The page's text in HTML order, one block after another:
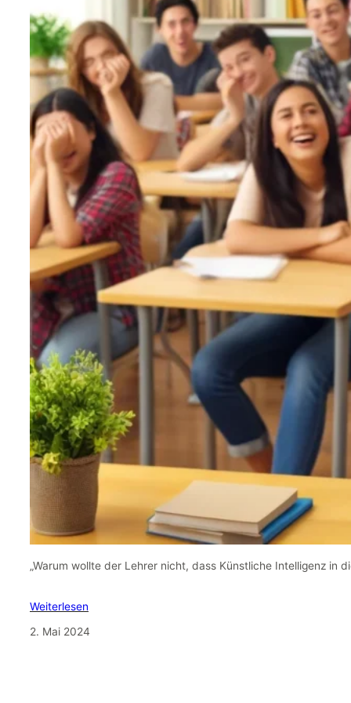
„Warum wollte der Lehrer nicht, dass Künstliche Intelligenz in
Weiterlesen
2. Mai 2024